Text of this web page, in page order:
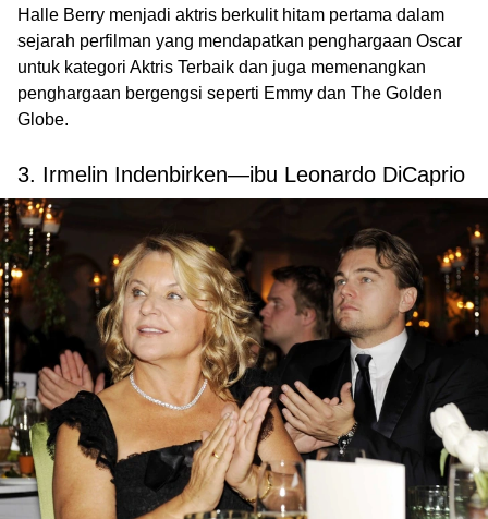
Halle Berry menjadi aktris berkulit hitam pertama dalam
sejarah perfilman yang mendapatkan penghargaan Oscar
untuk kategori Aktris Terbaik dan juga memenangkan
penghargaan bergengsi seperti Emmy dan The Golden
Globe.
3. Irmelin Indenbirken—ibu Leonardo DiCaprio